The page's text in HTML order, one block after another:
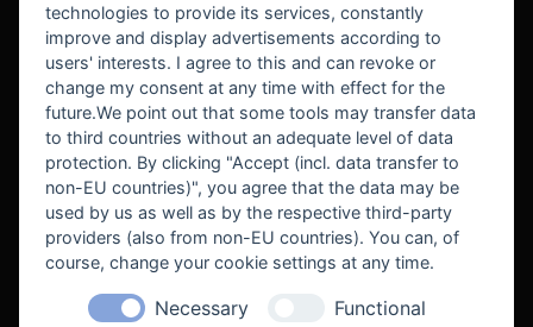
BEKANNT AUS
technologies to provide its services, constantly
improve and display advertisements according to
users' interests. I agree to this and can revoke or
change my consent at any time with effect for the
future.We point out that some tools may transfer data
to third countries without an adequate level of data
protection. By clicking "Accept (incl. data transfer to
non-EU countries)", you agree that the data may be
used by us as well as by the respective third-party
providers (also from non-EU countries). You can, of
course, change your cookie settings at any time.
Necessary
Functional